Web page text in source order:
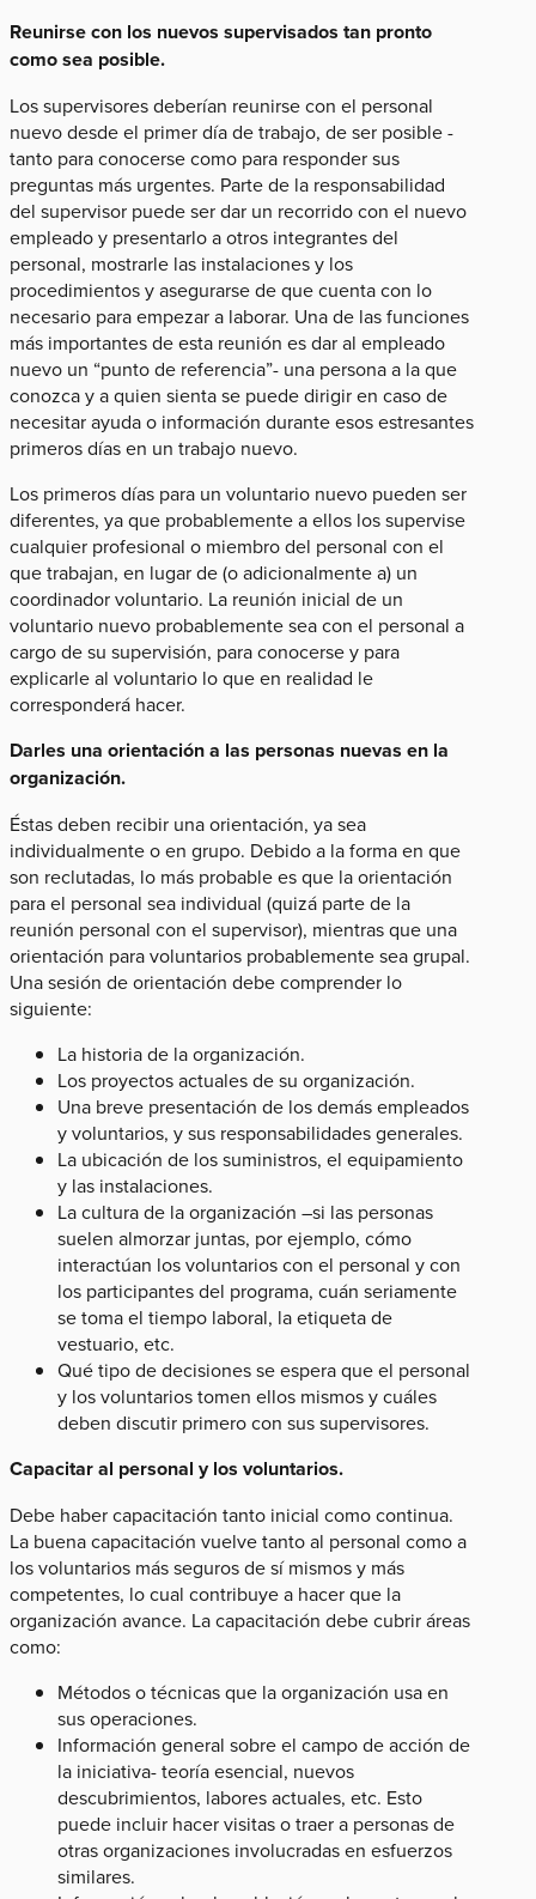
Reunirse con los nuevos supervisados tan pronto
como sea posible.
Los supervisores deberían reunirse con el personal
nuevo desde el primer día de trabajo, de ser posible -
tanto para conocerse como para responder sus
preguntas más urgentes. Parte de la responsabilidad
del supervisor puede ser dar un recorrido con el nuevo
empleado y presentarlo a otros integrantes del
personal, mostrarle las instalaciones y los
procedimientos y asegurarse de que cuenta con lo
necesario para empezar a laborar. Una de las funciones
más importantes de esta reunión es dar al empleado
nuevo un “punto de referencia”- una persona a la que
conozca y a quien sienta se puede dirigir en caso de
necesitar ayuda o información durante esos estresantes
primeros días en un trabajo nuevo.
Los primeros días para un voluntario nuevo pueden ser
diferentes, ya que probablemente a ellos los supervise
cualquier profesional o miembro del personal con el
que trabajan, en lugar de (o adicionalmente a) un
coordinador voluntario. La reunión inicial de un
voluntario nuevo probablemente sea con el personal a
cargo de su supervisión, para conocerse y para
explicarle al voluntario lo que en realidad le
corresponderá hacer.
Darles una orientación a las personas nuevas en la
organización.
Éstas deben recibir una orientación, ya sea
individualmente o en grupo. Debido a la forma en que
son reclutadas, lo más probable es que la orientación
para el personal sea individual (quizá parte de la
reunión personal con el supervisor), mientras que una
orientación para voluntarios probablemente sea grupal.
Una sesión de orientación debe comprender lo
siguiente:
La historia de la organización.
Los proyectos actuales de su organización.
Una breve presentación de los demás empleados
y voluntarios, y sus responsabilidades generales.
La ubicación de los suministros, el equipamiento
y las instalaciones.
La cultura de la organización –si las personas
suelen almorzar juntas, por ejemplo, cómo
interactúan los voluntarios con el personal y con
los participantes del programa, cuán seriamente
se toma el tiempo laboral, la etiqueta de
vestuario, etc.
Qué tipo de decisiones se espera que el personal
y los voluntarios tomen ellos mismos y cuáles
deben discutir primero con sus supervisores.
Capacitar al personal y los voluntarios.
Debe haber capacitación tanto inicial como continua.
La buena capacitación vuelve tanto al personal como a
los voluntarios más seguros de sí mismos y más
competentes, lo cual contribuye a hacer que la
organización avance. La capacitación debe cubrir áreas
como:
Métodos o técnicas que la organización usa en
sus operaciones.
Información general sobre el campo de acción de
la iniciativa- teoría esencial, nuevos
descubrimientos, labores actuales, etc. Esto
puede incluir hacer visitas o traer a personas de
otras organizaciones involucradas en esfuerzos
similares.